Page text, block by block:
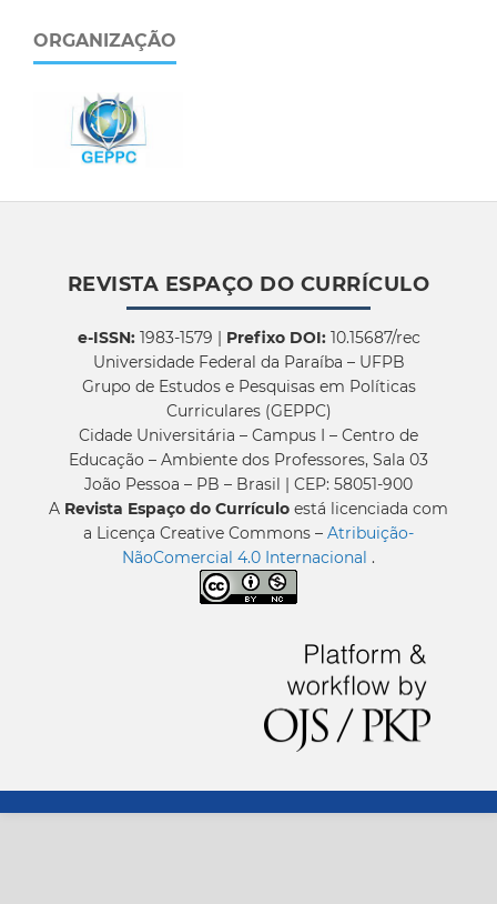
ORGANIZAÇÃO
REVISTA ESPAÇO DO CURRÍCULO
e-ISSN:1983-1579 | Prefixo DOI:10.15687/rec
Universidade Federal da Paraíba – UFPB
Grupo de Estudos e Pesquisas em Políticas
Curriculares (GEPPC)
Cidade Universitária – Campus I – Centro de
Educação – Ambiente dos Professores, Sala 03
João Pessoa – PB – Brasil | CEP: 58051-900
A Revista Espaço do Currículo está licenciada com
a Licença Creative Commons – Atribuição-
NãoComercial 4.0 Internacional .